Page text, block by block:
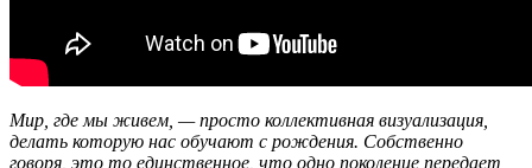
Мир, где мы живем, — просто коллективная визуализация,
делать которую нас обучают с рождения. Собственно
говоря, это то единственное, что одно поколение передает